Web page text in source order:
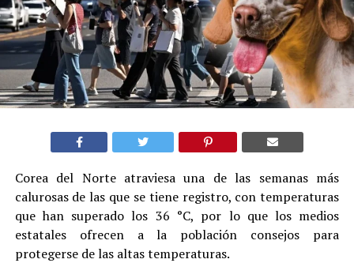
Corea del Norte atraviesa una de las semanas más
calurosas de las que se tiene registro, con temperaturas
que han superado los 36 °C, por lo que los medios
estatales ofrecen a la población consejos para
protegerse de las altas temperaturas.